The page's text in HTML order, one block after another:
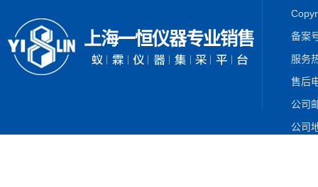
备案
服务
售后
公司
公司